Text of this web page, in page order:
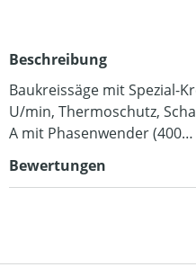
Beschreibung
Baukreissäge mit Spezial-
U/min, Thermoschutz,
A mit Phasenwender (400…
Bewertungen